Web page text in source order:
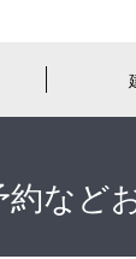
など